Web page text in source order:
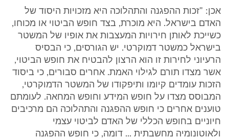
אכן: "זכות ההפגנה והתהלוכה היא מזכויות היסוד של
האדם בישראל. היא מוכרת, בצד חופש הביטוי או מכוחו,
כשייכת לאותן חירויות המעצבות את אופיו של המשטר
בישראל כמשטר דמוקרטי. יש הגורסים, כי הבסיס
הרעיוני לחירות זו הוא הרצון להבטיח את חופש הביטוי,
אשר מצדו תורם לגילוי האמת. אחרים סבורים, כי ביסוד
הזכות עומדים קיומו ותיפקודו של המשטר הדמוקרטי,
המבוסס מצדו על חופש המידע וחופש המחאה. לעומתם
טוענים אחרים כי חופש ההפגנה והתהלוכה הם מרכיבים
חיוניים בחופש הכללי של האדם לביטוי עצמי
ולאוטונומיה מחשבתית ... דומה, כי חופש ההפגנה